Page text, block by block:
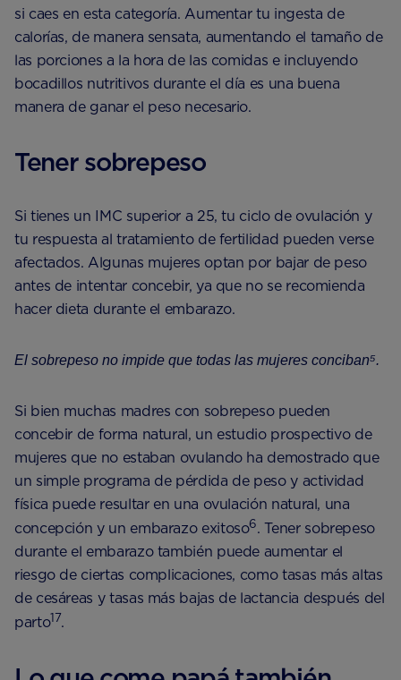
si caes en esta categoría. Aumentar tu ingesta de
calorías, de manera sensata, aumentando el tamaño de
las porciones a la hora de las comidas e incluyendo
bocadillos nutritivos durante el día es una buena
manera de ganar el peso necesario.
Tener sobrepeso
Si tienes un IMC superior a 25, tu ciclo de ovulación y
tu respuesta al tratamiento de fertilidad pueden verse
afectados. Algunas mujeres optan por bajar de peso
antes de intentar concebir, ya que no se recomienda
hacer dieta durante el embarazo.
El sobrepeso no impide que todas las mujeres conciban⁵.
Si bien muchas madres con sobrepeso pueden
concebir de forma natural, un estudio prospectivo de
mujeres que no estaban ovulando ha demostrado que
un simple programa de pérdida de peso y actividad
física puede resultar en una ovulación natural, una
concepción y un embarazo exitoso6. Tener sobrepeso
durante el embarazo también puede aumentar el
riesgo de ciertas complicaciones, como tasas más altas
de cesáreas y tasas más bajas de lactancia después del
parto17.